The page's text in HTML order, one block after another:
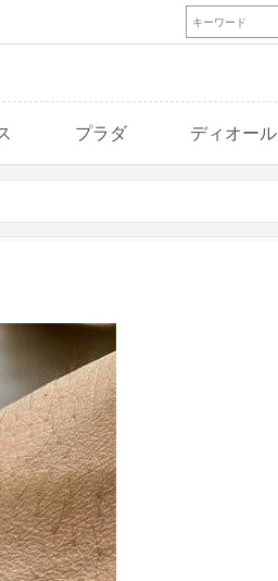
プラダ ディオール